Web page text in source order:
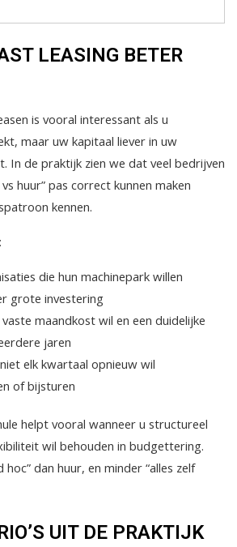
LEASING BETER
is vooral interessant als u
maar uw kapitaal liever in uw
In de praktijk zien we dat veel bedrijven
huur” pas correct kunnen maken
kennen.
die hun machinepark willen
grote investering
maandkost wil en een duidelijke
jaren
elk kwartaal opnieuw wil
of bijsturen
helpt vooral wanneer u structureel
wil behouden in budgettering.
dan huur, en minder “alles zelf
UIT DE PRAKTIJK